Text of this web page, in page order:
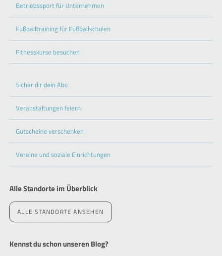
Betriebssport für Unternehmen
Fußballtraining für Fußballschulen
Fitnesskurse besuchen
Sicher dir dein Abo
Veranstaltungen feiern
Gutscheine verschenken
Vereine und soziale Einrichtungen
Alle Standorte im Überblick
ALLE STANDORTE ANSEHEN
Kennst du schon unseren Blog?